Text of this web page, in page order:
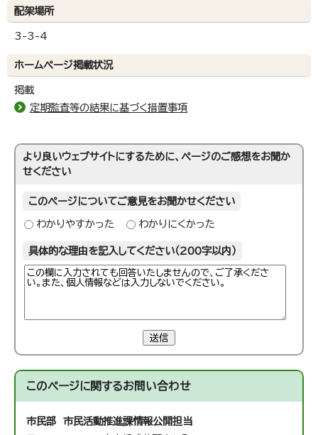
配架場所
3-3-4
ホームページ掲載状況
掲載
定期監査等の結果に基づく措置事項
より良いウェブサイトにするために、ページのご感想をお聞か
せください
このページについてご意見をお聞かせください
わかりやすかった わかりにくかった
具体的な理由を記入してください（200字以内）
送信
このページに関するお問い合わせ
市民部 市民活動推進課情報公開担当